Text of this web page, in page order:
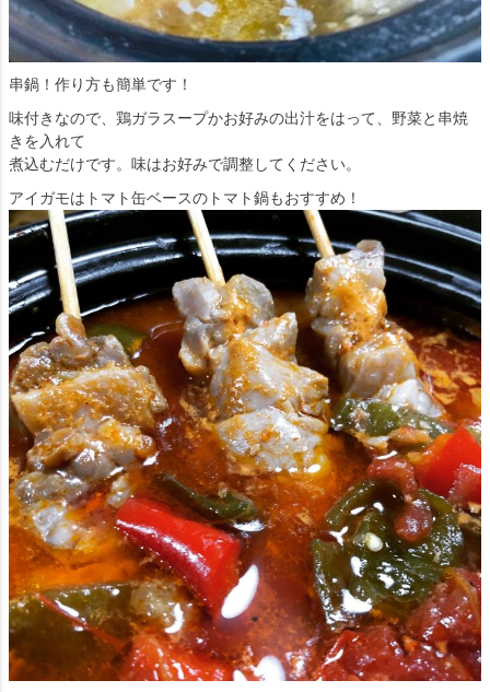
串鍋！作り方も簡単です！
味付きなので、鶏ガラスープかお好みの出汁をはって、 野菜と串焼
きを入れて
煮込むだけです。味はお好みで調整してください。
アイガモはトマト缶ベースのトマト鍋もおすすめ！